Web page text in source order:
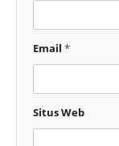
Email *
Situs Web